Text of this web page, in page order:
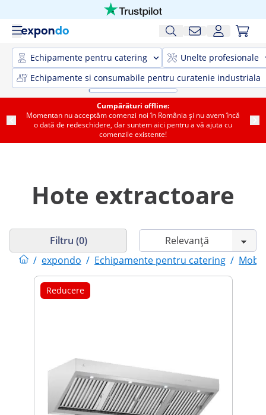
Echipamente pentru catering
Unelte profesionale
Echipamente si consumabile pentru curatenie industriala
Cumpărături offline:
Momentan nu acceptăm comenzi noi în România și nu avem încă
o dată de redeschidere, dar suntem aici pentru a vă ajuta cu
comenzile existente!
Hote extractoare
/ expondo / Echipamente pentru catering /
Filtru (0)
Reducere